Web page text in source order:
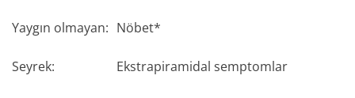
Yaygın olmayan: Nöbet*
Seyrek: Ekstrapiramidal semptomlar